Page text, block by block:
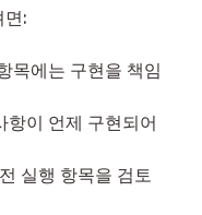
면:
목에는 구현을 책임
항이 언제 구현되어
실행 항목을 검토